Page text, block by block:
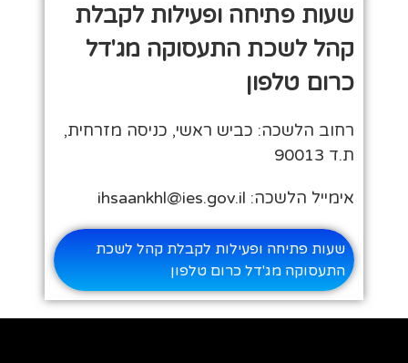
שעות פתיחה ופעילות לקבלת
קהל לשכת התעסוקה מג'דל
כרום טלפון
רחוב הלשכה: כביש ראשי, כניסה מזרחית,
ת.ד 90013
אימייל הלשכה: ihsaankhl@ies.gov.il
שעות פתיחה ופעילות לקבלת קהל לשכת
התעסוקה מג'דל כרום טלפון